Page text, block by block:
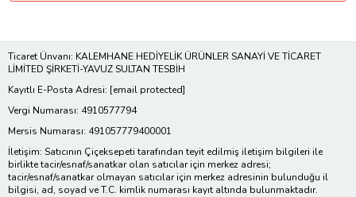
Ticaret Ünvanı: KALEMHANE HEDİYELİK ÜRÜNLER SANAYİ VE TİCARET
LİMİTED ŞİRKETİ-YAVUZ SULTAN TESBİH
Kayıtlı E-Posta Adresi: [email protected]
Vergi Numarası: 4910577794
Mersis Numarası: 491057779400001
İletişim: Satıcının Çiçeksepeti tarafından teyit edilmiş iletişim bilgileri ile
birlikte tacir/esnaf/sanatkar olan satıcılar için merkez adresi;
tacir/esnaf/sanatkar olmayan satıcılar için merkez adresinin bulunduğu il
bilgisi, ad, soyad ve T.C. kimlik numarası kayıt altında bulunmaktadır.